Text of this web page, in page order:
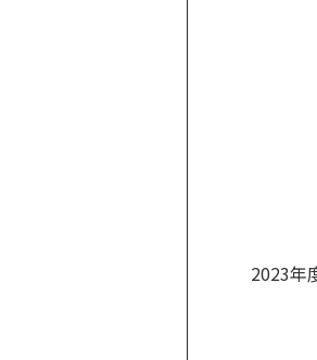
2023年